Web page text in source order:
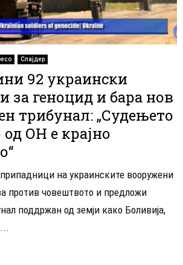
Слајдер
92 украински
за геноцид и бара нов
трибунал: „Судењето
ОН е крајно
на украинските вооружени
против човештвото и предложи
поддржан од земји како Боливија,